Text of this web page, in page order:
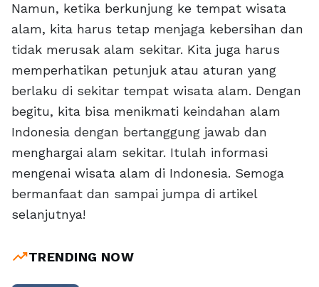
Namun, ketika berkunjung ke tempat wisata
alam, kita harus tetap menjaga kebersihan dan
tidak merusak alam sekitar. Kita juga harus
memperhatikan petunjuk atau aturan yang
berlaku di sekitar tempat wisata alam. Dengan
begitu, kita bisa menikmati keindahan alam
Indonesia dengan bertanggung jawab dan
menghargai alam sekitar. Itulah informasi
mengenai wisata alam di Indonesia. Semoga
bermanfaat dan sampai jumpa di artikel
selanjutnya!
trending_upTRENDING NOW